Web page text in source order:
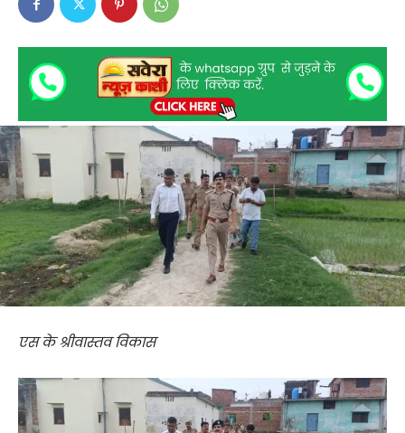
एस के श्रीवास्तव विकास